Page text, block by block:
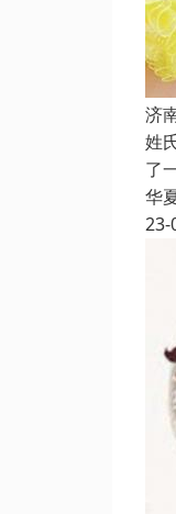
济
姓
了
华
23-